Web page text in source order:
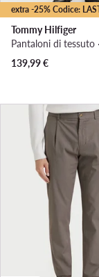
extra -25% Codice:
Tommy Hilfiger
139,99€